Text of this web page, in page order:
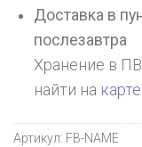
Доставка в
послезавтра
Хранение в
найти на
Артикул: FB-NAME